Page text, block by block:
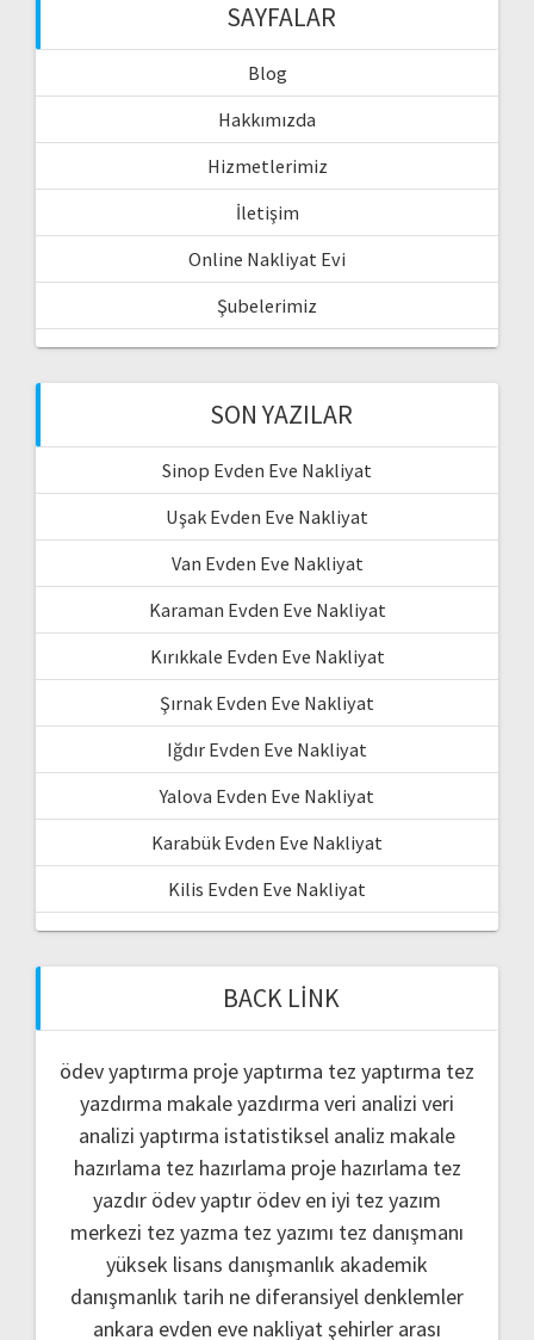
SAYFALAR
Blog
Hakkımızda
Hizmetlerimiz
İletişim
Online Nakliyat Evi
Şubelerimiz
SON YAZILAR
Sinop Evden Eve Nakliyat
Uşak Evden Eve Nakliyat
Van Evden Eve Nakliyat
Karaman Evden Eve Nakliyat
Kırıkkale Evden Eve Nakliyat
Şırnak Evden Eve Nakliyat
Iğdır Evden Eve Nakliyat
Yalova Evden Eve Nakliyat
Karabük Evden Eve Nakliyat
Kilis Evden Eve Nakliyat
BACK LINK
ödev yaptırma proje yaptırma tez yaptırma tez
yazdırma makale yazdırma veri analizi veri
analizi yaptırma istatistiksel analiz makale
hazırlama tez hazırlama proje hazırlama tez
yazdır ödev yaptır ödev en iyi tez yazım
merkezi tez yazma tez yazımı tez danışmanı
yüksek lisans danışmanlık akademik
danışmanlık tarih ne diferansiyel denklemler
ankara evden eve nakliyatşehirler arası